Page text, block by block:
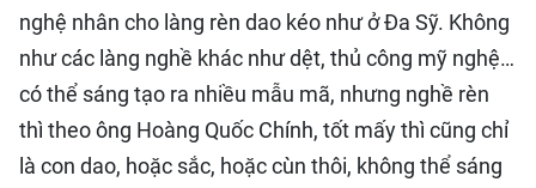
nghệ nhân cho làng rèn dao kéo như ở Đa Sỹ. Không
như các làng nghề khác như dệt, thủ công mỹ nghệ…
có thể sáng tạo ra nhiều mẫu mã, nhưng nghề rèn
thì theo ông Hoàng Quốc Chính, tốt mấy thì cũng chỉ
là con dao, hoặc sắc, hoặc cùn thôi, không thể sáng